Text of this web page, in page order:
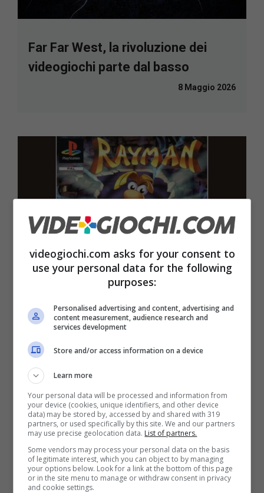
Far Far West, la rivoluzione dei
videogiochi parte dal basso
8 Maggio 2026
Vi ricordate i videogiochi Platinum?
videogiochi.com asks for your consent to
use your personal data for the following
purposes:
Personalised advertising and content, advertising and
content measurement, audience research and
services development
Store and/or access information on a device
Learn more
Your personal data will be processed and information from
your device (cookies, unique identifiers, and other device
data) may be stored by, accessed by and shared with 319
partners, or used specifically by this site. We and our partners
may use precise geolocation data. List of partners.
Some vendors may process your personal data on the basis
of legitimate interest, which you can object to by managing
your options below. Look for a link at the bottom of this page
or in the site menu to manage or withdraw consent in privacy
and cookie settings.